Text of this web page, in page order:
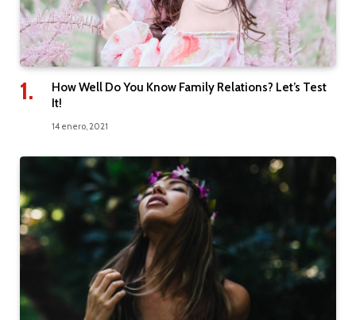
How Well Do You Know Family Relations? Let’s Test
It!
14 enero, 2021